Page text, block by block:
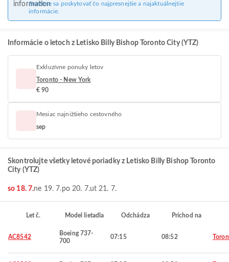
Snažíme sa poskytovať čo najpresnejšie a najaktuálnejšie
informácie.
Informácie o letoch z Letisko Billy Bishop Toronto City (YTZ)
Exkluzívne ponuky letov
Toronto - New York
€ 90
Mesiac najnižšieho cestovného
sep
Skontrolujte všetky letové poriadky z Letisko Billy Bishop Toronto
City (YTZ)
so 18. 7.ne 19. 7.po 20. 7.ut 21. 7.
Let č. Model lietadla Odchádza Príchod na
AC8542
Boeing 737-
700
07:15 08:52